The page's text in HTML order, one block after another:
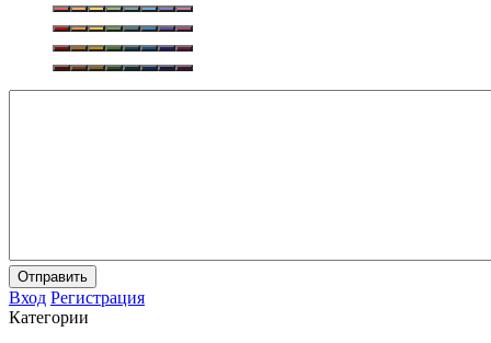
Отправить
Вход Регистрация
Категории